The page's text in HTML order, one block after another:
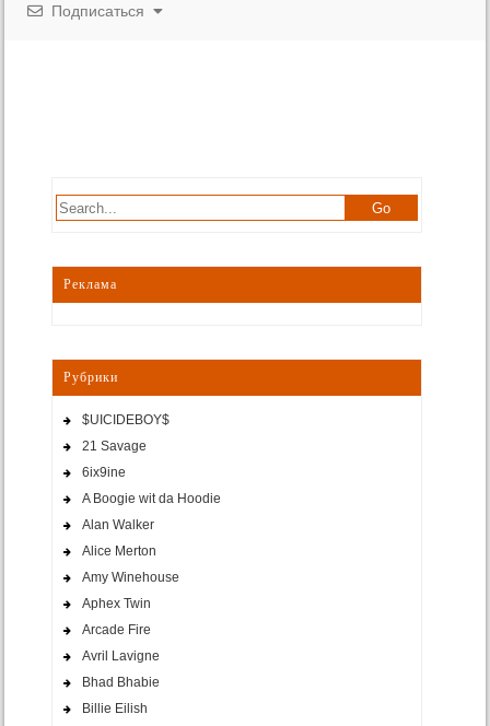
Подписаться
Реклама
Рубрики
$UICIDEBOY$
21 Savage
6ix9ine
A Boogie wit da Hoodie
Alan Walker
Alice Merton
Amy Winehouse
Aphex Twin
Arcade Fire
Avril Lavigne
Bhad Bhabie
Billie Eilish